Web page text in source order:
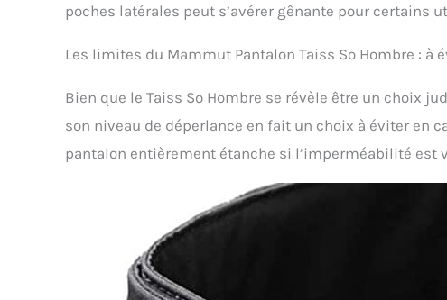
poches latérales peut s’avérer gênante pour certains
Les limites du Mammut Pantalon Taiss So Hombre : à
Bien que le Taiss So Hombre se révèle être un choix
son niveau de déperlance en fait un choix à éviter en
pantalon entièrement étanche si l’imperméabilité est